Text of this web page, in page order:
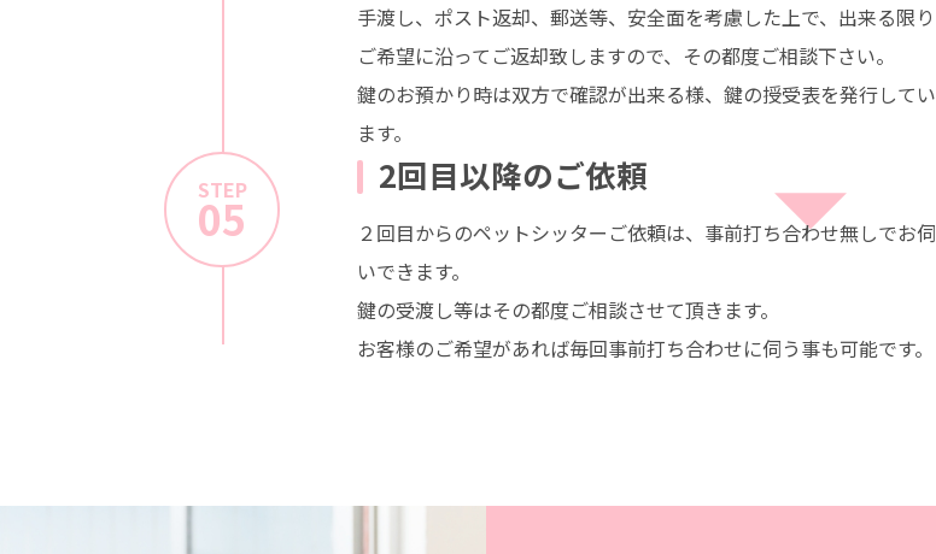
手渡し、ポスト返却、郵送等、安全面を考慮した上で、出来る限り
ご希望に沿ってご返却致しますので、その都度ご相談下さい。
鍵のお預かり時は双方で確認が出来る様、鍵の授受表を発行してい
ます。
STEP
05
2回目以降のご依頼
２回目からのペットシッターご依頼は、事前打ち合わせ無しでお伺
いできます。
鍵の受渡し等はその都度ご相談させて頂きます。
お客様のご希望があれば毎回事前打ち合わせに伺う事も可能です。